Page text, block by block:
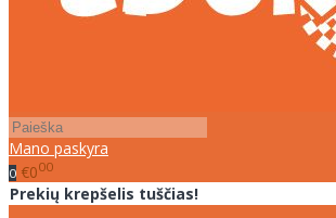
Mano paskyra
0 €000
Prekių krepšelis tuščias!